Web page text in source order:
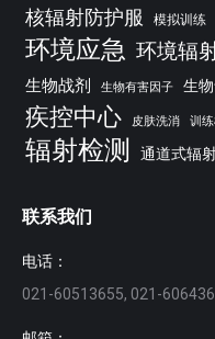
核辐射防护服 模拟训练
环境应急 环境辐
生物战剂 生物有害因子 生
疾控中心
皮肤洗消 训
辐射检测 通道式辐
联系我们
电话：
021-60513655, 021-